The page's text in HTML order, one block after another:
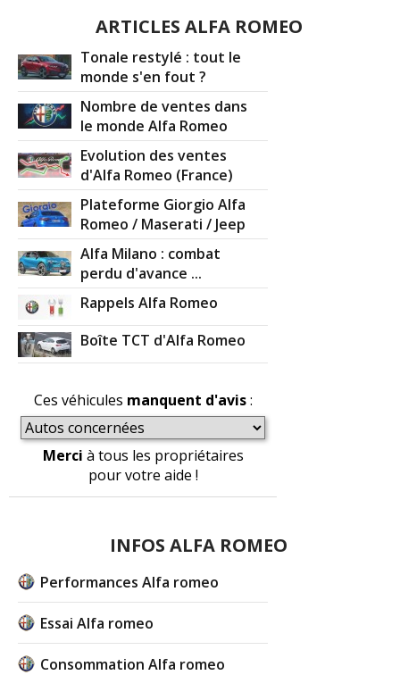
ARTICLES ALFA ROMEO
Tonale restylé : tout le
monde s'en fout ?
Nombre de ventes dans
le monde Alfa Romeo
Evolution des ventes
d'Alfa Romeo (France)
Plateforme Giorgio Alfa
Romeo / Maserati / Jeep
Alfa Milano : combat
perdu d'avance ...
Rappels Alfa Romeo
Boîte TCT d'Alfa Romeo
Ces véhicules manquent d'avis:
Merci à tous les propriétaires
pour votre aide !
INFOS ALFA ROMEO
Performances Alfa romeo
Essai Alfa romeo
Consommation Alfa romeo